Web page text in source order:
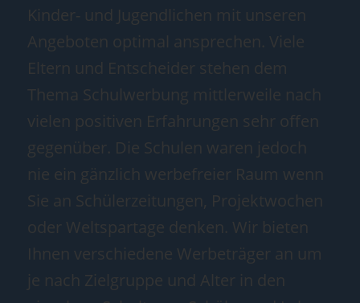
Kinder- und Jugendlichen mit unseren
Angeboten optimal ansprechen. Viele
Eltern und Entscheider stehen dem
Thema Schulwerbung mittlerweile nach
vielen positiven Erfahrungen sehr offen
gegenüber. Die Schulen waren jedoch
nie ein gänzlich werbefreier Raum wenn
Sie an Schülerzeitungen, Projektwochen
oder Weltspartage denken. Wir bieten
Ihnen verschiedene Werbeträger an um
je nach Zielgruppe und Alter in den